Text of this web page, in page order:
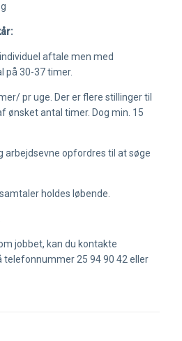
aftale men med
på 30-37 timer.
pr uge. Der er flere stillinger til
ønsket antal timer. Dog min. 15
arbejdsevne opfordres til at søge
holdes løbende.
jobbet, kan du kontakte
telefonnummer 25 94 90 42 eller